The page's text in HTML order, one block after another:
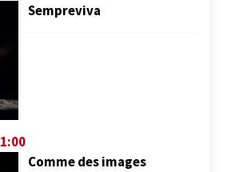
Sempreviva
Comme des images